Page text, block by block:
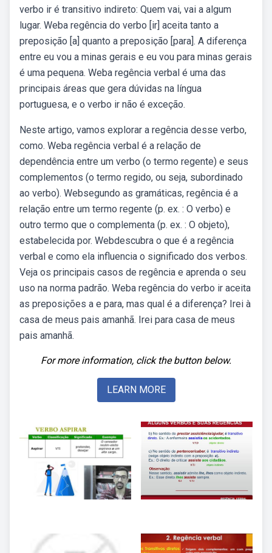
verbo ir é transitivo indireto: Quem vai, vai a algum
lugar. Weba regência do verbo [ir] aceita tanto a
preposição [a] quanto a preposição [para]. A diferença
entre eu vou a minas gerais e eu vou para minas gerais
é uma pequena. Weba regência verbal é uma das
principais áreas que gera dúvidas na língua
portuguesa, e o verbo ir não é exceção.
Neste artigo, vamos explorar a regência desse verbo,
como. Weba regência verbal é a relação de
dependência entre um verbo (o termo regente) e seus
complementos (o termo regido, ou seja, subordinado
ao verbo). Websegundo as gramáticas, regência é a
relação entre um termo regente (p. ex. : O verbo) e
outro termo que o complementa (p. ex. : O objeto),
estabelecida por. Webdescubra o que é a regência
verbal e como ela influencia o significado dos verbos.
Veja os principais casos de regência e aprenda o seu
uso na norma padrão. Weba regência do verbo ir aceita
as preposições a e para, mas qual é a diferença? Irei à
casa de meus pais amanhã. Irei para casa de meus
pais amanhã.
For more information, click the button below.
LEARN MORE